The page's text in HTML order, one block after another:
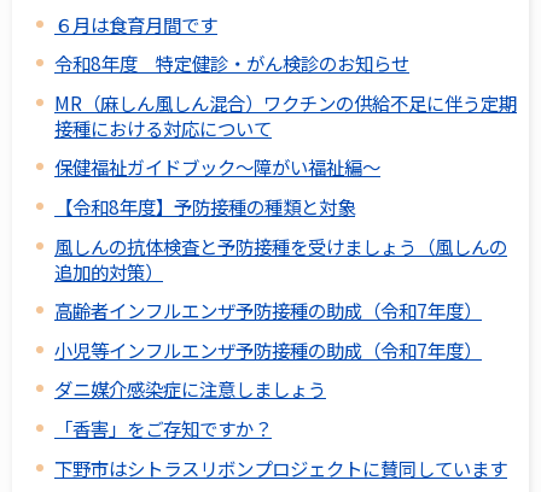
６月は食育月間です
令和8年度 特定健診・がん検診のお知らせ
MR（麻しん風しん混合）ワクチンの供給不足に伴う定期
接種における対応について
保健福祉ガイドブック～障がい福祉編～
【令和8年度】予防接種の種類と対象
風しんの抗体検査と予防接種を受けましょう（風しんの
追加的対策）
高齢者インフルエンザ予防接種の助成（令和7年度）
小児等インフルエンザ予防接種の助成（令和7年度）
ダニ媒介感染症に注意しましょう
「香害」をご存知ですか？
下野市はシトラスリボンプロジェクトに賛同しています